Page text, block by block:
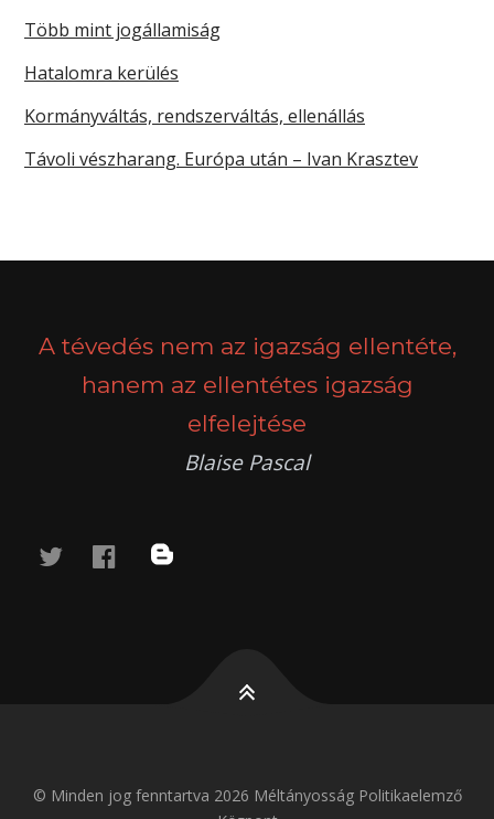
Több mint jogállamiság
Hatalomra kerülés
Kormányváltás, rendszerváltás, ellenállás
Távoli vészharang. Európa után – Ivan Krasztev
A tévedés nem az igazság ellentéte,
hanem az ellentétes igazság
elfelejtése
Blaise Pascal
twitterfacebook
blog
© Minden jog fenntartva 2026 Méltányosság Politikaelemző